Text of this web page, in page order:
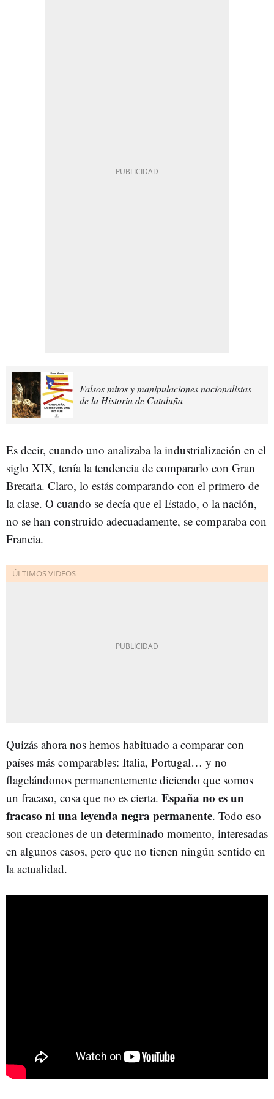
Falsos mitos y manipulaciones nacionalistas
de la Historia de Cataluña
Es decir, cuando uno analizaba la industrialización en el
siglo XIX, tenía la tendencia de compararlo con Gran
Bretaña. Claro, lo estás comparando con el primero de
la clase. O cuando se decía que el Estado, o la nación,
no se han construido adecuadamente, se comparaba con
Francia.
Quizás ahora nos hemos habituado a comparar con
países más comparables: Italia, Portugal… y no
flagelándonos permanentemente diciendo que somos
un fracaso, cosa que no es cierta. España no es un
fracaso ni una leyenda negra permanente. Todo eso
son creaciones de un determinado momento, interesadas
en algunos casos, pero que no tienen ningún sentido en
la actualidad.